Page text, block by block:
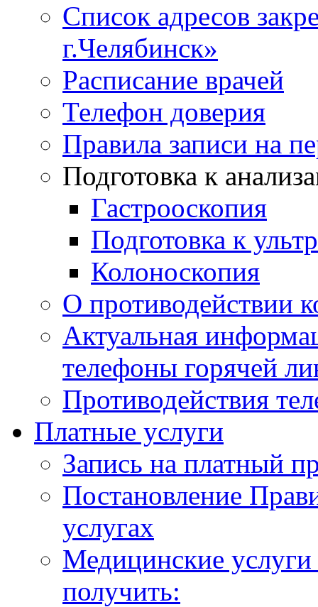
Список адресов
г.Челябинск»
Расписание врачей
Телефон доверия
Правила записи на
Подготовка к
Гастрооскопия
Подготовка к
Колоноскопия
О противодействии
Актуальная
телефоны горячей
Противодействия
Платные услуги
Запись на платный
Постановление
услугах
Медицинские
получить: